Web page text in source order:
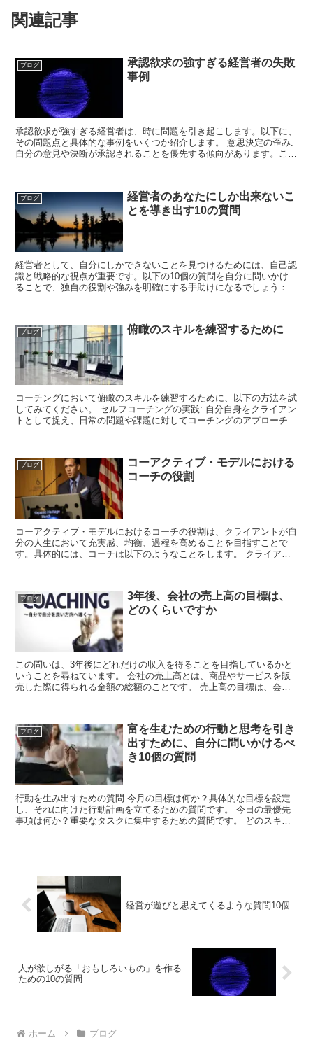
関連記事
ブログ
承認欲求の強すぎる経営者の失敗
事例
承認欲求が強すぎる経営者は、時に問題を引き起こします。以下に、
その問題点と具体的な事例をいくつか紹介します。 意思決定の歪み:
自分の意見や決断が承認されることを優先する傾向があります。この
ブログ
経営者のあなたにしか出来ないこ
とを導き出す10の質問
経営者として、自分にしかできないことを見つけるためには、自己認
識と戦略的な視点が重要です。以下の10個の質問を自分に問いかけ
ることで、独自の役割や強みを明確にする手助けになるでしょう：
ブログ 俯瞰のスキルを練習するために
コーチングにおいて俯瞰のスキルを練習するために、以下の方法を試
してみてください。 セルフコーチングの実践: 自分自身をクライアン
トとして捉え、日常の問題や課題に対してコーチングのアプローチを
ブログ
コーアクティブ・モデルにおける
コーチの役割
コーアクティブ・モデルにおけるコーチの役割は、クライアントが自
分の人生において充実感、均衡、過程を高めることを目指すことで
す。具体的には、コーチは以下のようなことをします。 クライアン
ブログ
3年後、会社の売上高の目標は、
どのくらいですか
この問いは、3年後にどれだけの収入を得ることを目指しているかと
いうことを尋ねています。 会社の売上高とは、商品やサービスを販
売した際に得られる金額の総額のことです。 売上高の目標は、会社
ブログ
富を生むための行動と思考を引き
出すために、自分に問いかけるべ
き10個の質問
行動を生み出すための質問 今月の目標は何か？具体的な目標を設定
し、それに向けた行動計画を立てるための質問です。 今日の最優先
事項は何か？重要なタスクに集中するための質問です。 どのスキル
経営が遊びと思えてくるような質問10個
人が欲しがる「おもしろいもの」を作る
ための10の質問
ホーム ブログ